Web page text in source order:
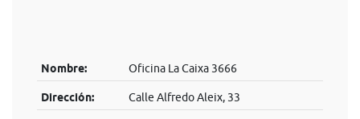
Nombre: Oficina La Caixa 3666
Dirección: Calle Alfredo Aleix, 33